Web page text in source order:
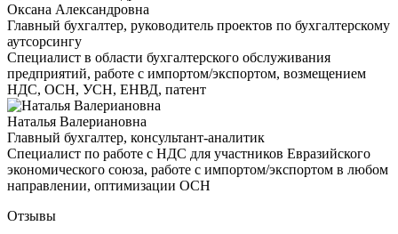
Оксана Александровна
Главный бухгалтер, руководитель проектов по бухгалтерскому
аутсорсингу
Специалист в области бухгалтерского обслуживания
предприятий, работе с импортом/экспортом, возмещением
НДС, ОСН, УСН, ЕНВД, патент
Наталья Валериановна
Главный бухгалтер, консультант-аналитик
Специалист по работе с НДС для участников Евразийского
экономического союза, работе с импортом/экспортом в любом
направлении, оптимизации ОСН
Отзывы